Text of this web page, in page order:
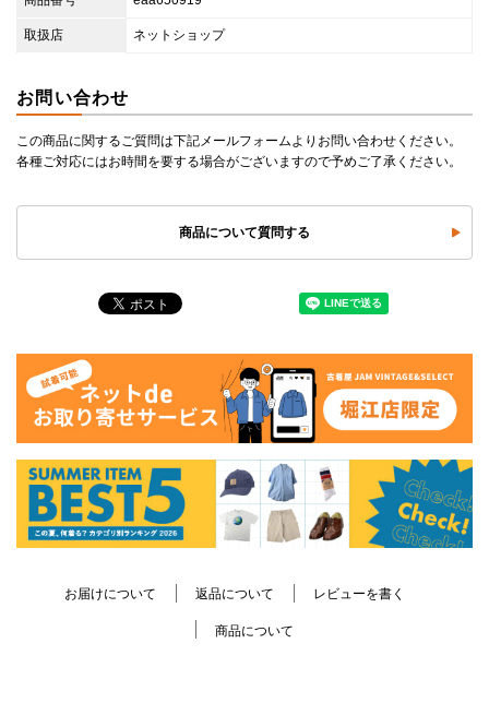
取扱店 ネットショップ
お問い合わせ
この商品に関するご質問は下記メールフォームよりお問い合わせください。
各種ご対応にはお時間を要する場合がございますので予めご了承ください。
商品について質問する
お届けについて 返品について レビューを書く
商品について